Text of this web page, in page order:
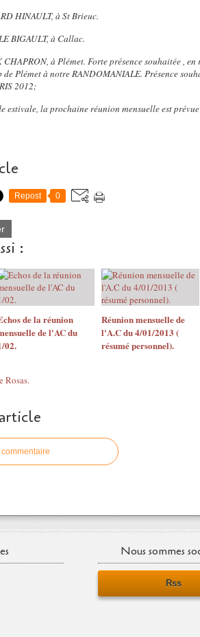
HINAULT, à St Brieuc.
BIGAULT, à Callac.
à Plémet. Forte présence souhaitée ,
Plémet à notre RANDOMANIALE. Présence
2012;
estivale, la prochaine réunion mensuelle est
Repost 0
:
de la réunion
de l'AC du
02.
Réunion mensuelle de
l'A.C du 4/01/2013 (
résumé personnel).
Rosas.
Nous sommes
Rss